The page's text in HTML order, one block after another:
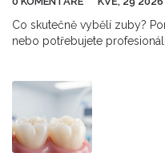
Co skutečně vybělí zuby?
nebo potřebujete